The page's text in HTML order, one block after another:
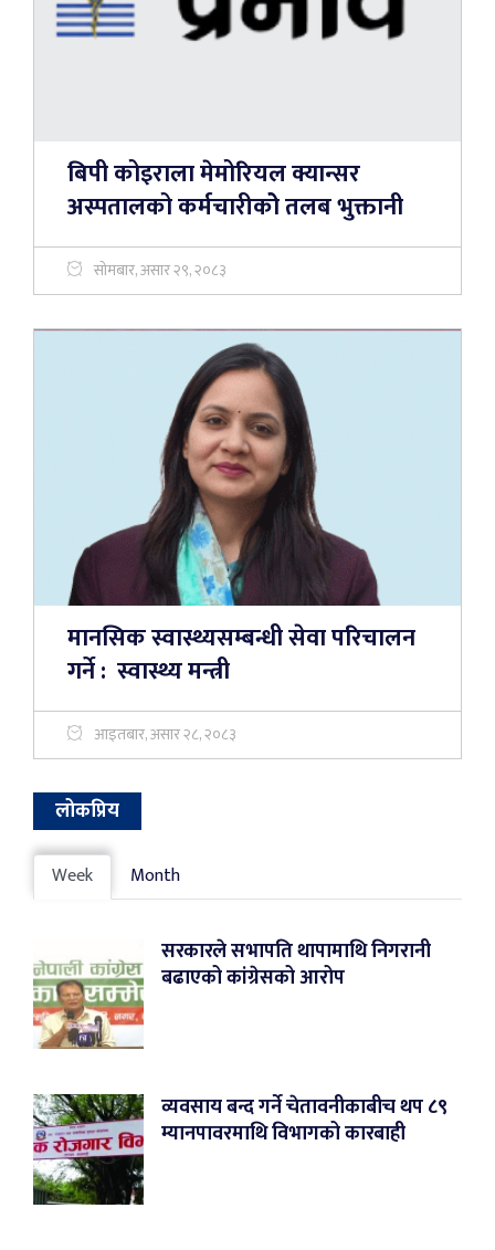
बिपी कोइराला मेमोरियल क्यान्सर
अस्पतालको कर्मचारीकोे तलब भुक्तानी
सोमबार, असार २९, २०८३
मानसिक स्वास्थ्यसम्बन्धी सेवा परिचालन
गर्ने : स्वास्थ्य मन्त्री
आइतबार, असार २८, २०८३
लोकप्रिय
Week Month
सरकारले सभापति थापामाथि निगरानी
बढाएको कांग्रेसको आरोप
व्यवसाय बन्द गर्ने चेतावनीकाबीच थप ८९
म्यानपावरमाथि विभागको कारबाही